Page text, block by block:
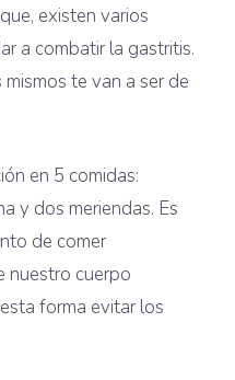
existen varios
a combatir la gastritis.
te van a ser de
en 5 comidas:
y dos meriendas. Es
de comer
nuestro cuerpo
forma evitar los